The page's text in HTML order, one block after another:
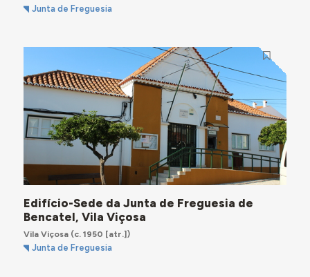
Junta de Freguesia
Edifício-Sede da Junta de Freguesia de
Bencatel, Vila Viçosa
Vila Viçosa(c. 1950 [atr.])
Junta de Freguesia